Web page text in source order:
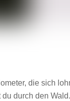
die sich
durch den